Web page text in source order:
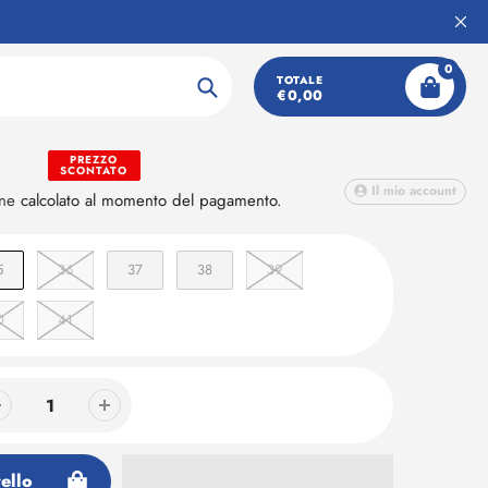
Ricerca
TOTALE
€0,00
0
Il mio account
PREZZO
SCONTATO
calcolato al momento del pagamento.
36 37 38 39
41